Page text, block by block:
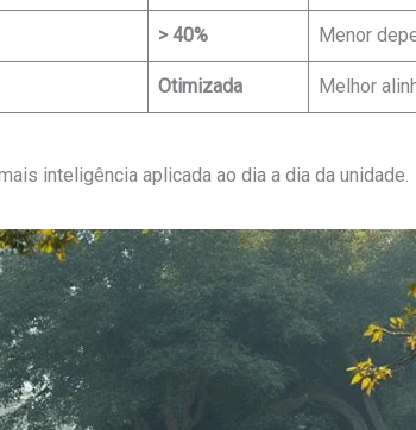
> 40% Menor
Otimizada Melhor
inteligência aplicada ao dia a dia da unidade.